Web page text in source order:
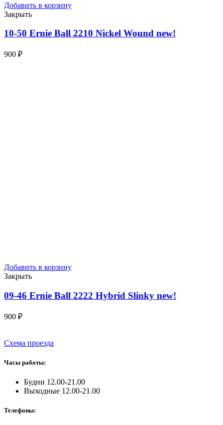
Добавить в корзину
Закрыть
10-50 Ernie Ball 2210 Nickel Wound new!
900 ₽
Добавить в корзину
Закрыть
09-46 Ernie Ball 2222 Hybrid Slinky new!
900 ₽
Схема проезда
Часы работы:
Будни 12.00-21.00
Выходные 12.00-21.00
Телефоны: